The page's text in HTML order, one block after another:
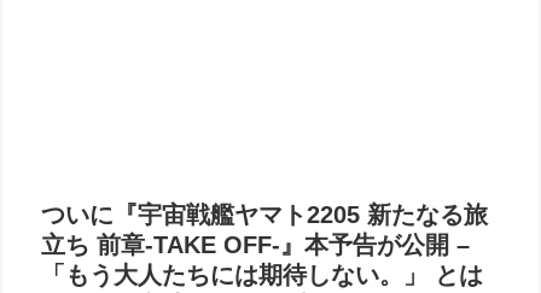
ついに『宇宙戦艦ヤマト2205 新たなる旅
立ち 前章‐TAKE OFF‐』本予告が公開 –
「もう大人たちには期待しない。」 とは